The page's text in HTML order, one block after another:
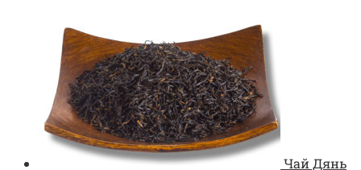
Чай Дянь